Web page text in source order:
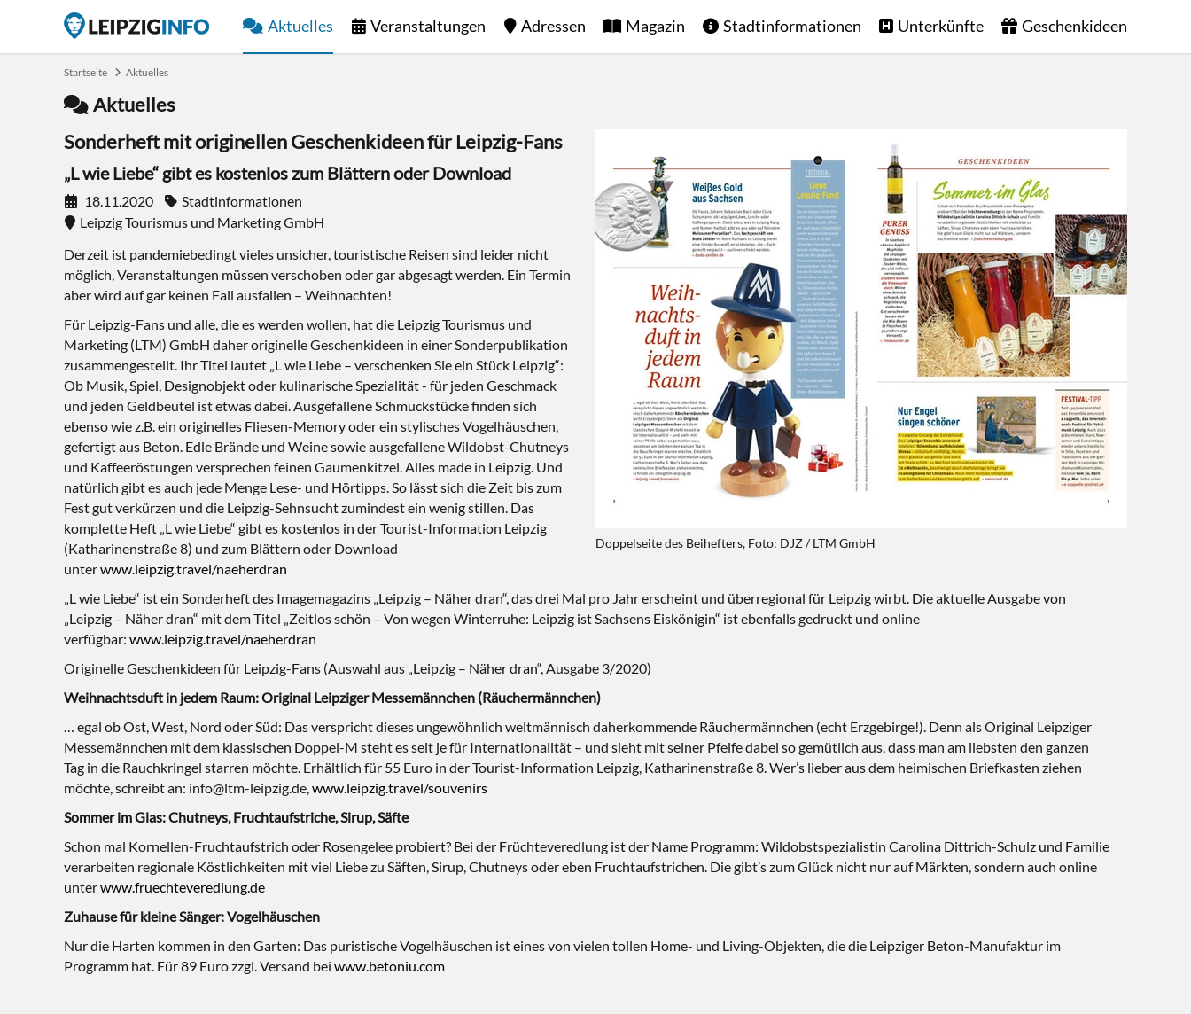
Aktuelles Veranstaltungen Adressen Magazin Stadtinformationen Unterkünfte Geschenkideen
Startseite Aktuelles
Aktuelles
Doppelseite des Beihefters, Foto: DJZ / LTM GmbH
Sonderheft mit originellen Geschenkideen für Leipzig-Fans
„L wie Liebe“ gibt es kostenlos zum Blättern oder Download
18.11.2020
Stadtinformationen
Leipzig Tourismus und Marketing GmbH
Derzeit ist pandemiebedingt vieles unsicher, touristische Reisen sind leider nicht
möglich, Veranstaltungen müssen verschoben oder gar abgesagt werden. Ein Termin
aber wird auf gar keinen Fall ausfallen – Weihnachten!
Für Leipzig-Fans und alle, die es werden wollen, hat die Leipzig Tourismus und
Marketing (LTM) GmbH daher originelle Geschenkideen in einer Sonderpublikation
zusammengestellt. Ihr Titel lautet „L wie Liebe – verschenken Sie ein Stück Leipzig“:
Ob Musik, Spiel, Designobjekt oder kulinarische Spezialität - für jeden Geschmack
und jeden Geldbeutel ist etwas dabei. Ausgefallene Schmuckstücke finden sich
ebenso wie z.B. ein originelles Fliesen-Memory oder ein stylisches Vogelhäuschen,
gefertigt aus Beton. Edle Brände und Weine sowie ausgefallene Wildobst-Chutneys
und Kaffeeröstungen versprechen feinen Gaumenkitzel. Alles made in Leipzig. Und
natürlich gibt es auch jede Menge Lese- und Hörtipps. So lässt sich die Zeit bis zum
Fest gut verkürzen und die Leipzig-Sehnsucht zumindest ein wenig stillen. Das
komplette Heft „L wie Liebe“ gibt es kostenlos in der Tourist-Information Leipzig
(Katharinenstraße 8) und zum Blättern oder Download
unterwww.leipzig.travel/naeherdran
„L wie Liebe“ ist ein Sonderheft des Imagemagazins „Leipzig – Näher dran“, das drei Mal pro Jahr erscheint und überregional für Leipzig wirbt. Die aktuelle Ausgabe von
„Leipzig – Näher dran“ mit dem Titel „Zeitlos schön – Von wegen Winterruhe: Leipzig ist Sachsens Eiskönigin“ ist ebenfalls gedruckt und online
verfügbar: www.leipzig.travel/naeherdran
Originelle Geschenkideen für Leipzig-Fans (Auswahl aus „Leipzig – Näher dran“, Ausgabe 3/2020)
Weihnachtsduft in jedem Raum: Original Leipziger Messemännchen (Räuchermännchen)
… egal ob Ost, West, Nord oder Süd: Das verspricht dieses ungewöhnlich weltmännisch daherkommende Räuchermännchen (echt Erzgebirge!). Denn als Original Leipziger
Messemännchen mit dem klassischen Doppel-M steht es seit je für Internationalität – und sieht mit seiner Pfeife dabei so gemütlich aus, dass man am liebsten den ganzen
Tag in die Rauchkringel starren möchte. Erhältlich für 55 Euro in der Tourist-Information Leipzig, Katharinenstraße 8. Wer’s lieber aus dem heimischen Briefkasten ziehen
möchte, schreibt an: info@ltm-leipzig.de,www.leipzig.travel/souvenirs
Sommer im Glas: Chutneys, Fruchtaufstriche, Sirup, Säfte
Schon mal Kornellen-Fruchtaufstrich oder Rosengelee probiert? Bei der Früchteveredlung ist der Name Programm: Wildobstspezialistin Carolina Dittrich-Schulz und Familie
verarbeiten regionale Köstlichkeiten mit viel Liebe zu Säften, Sirup, Chutneys oder eben Fruchtaufstrichen. Die gibt’s zum Glück nicht nur auf Märkten, sondern auch online
unterwww.fruechteveredlung.de
Zuhause für kleine Sänger: Vogelhäuschen
Nur die Harten kommen in den Garten: Das puristische Vogelhäuschen ist eines von vielen tollen Home- und Living-Objekten, die die Leipziger Beton-Manufaktur im
Programm hat. Für 89 Euro zzgl. Versand bei www.betoniu.com